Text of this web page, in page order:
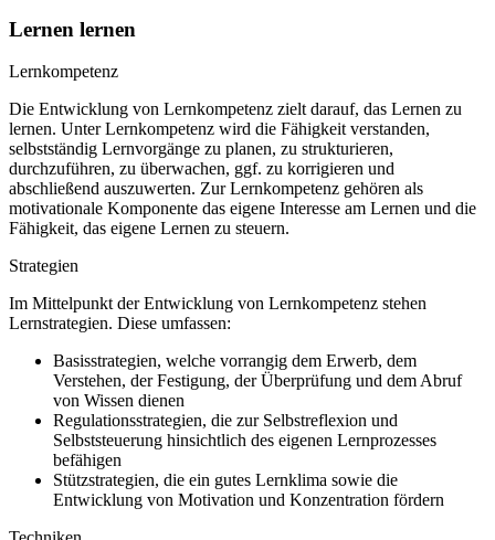
Lernen lernen
Lernkompetenz
Die Entwicklung von Lernkompetenz zielt darauf, das Lernen zu
lernen. Unter Lernkompetenz wird die Fähigkeit verstanden,
selbstständig Lernvorgänge zu planen, zu strukturieren,
durchzuführen, zu überwachen, ggf. zu korrigieren und
abschließend auszuwerten. Zur Lernkompetenz gehören als
motivationale Komponente das eigene Interesse am Lernen und die
Fähigkeit, das eigene Lernen zu steuern.
Strategien
Im Mittelpunkt der Entwicklung von Lernkompetenz stehen
Lernstrategien. Diese umfassen:
Basisstrategien, welche vorrangig dem Erwerb, dem
Verstehen, der Festigung, der Überprüfung und dem Abruf
von Wissen dienen
Regulationsstrategien, die zur Selbstreflexion und
Selbststeuerung hinsichtlich des eigenen Lernprozesses
befähigen
Stützstrategien, die ein gutes Lernklima sowie die
Entwicklung von Motivation und Konzentration fördern